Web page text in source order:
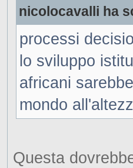
nicolocavalli ha
processi
lo sviluppo
africani
mondo
Questa